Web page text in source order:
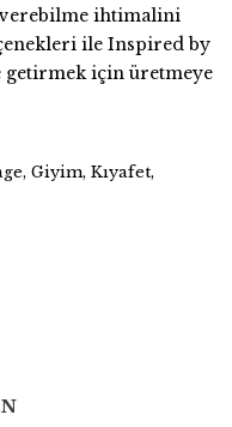
verebilme ihtimalini
ile Inspired by
getirmek için üretmeye
Giyim, Kıyafet,